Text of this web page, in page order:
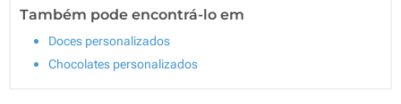
Também pode encontrá-lo em
Doces personalizados
Chocolates personalizados